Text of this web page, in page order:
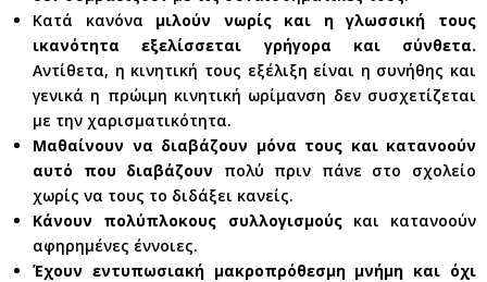
Κατά κανόνα μιλούν νωρίς και η γλωσσική τους
ικανότητα εξελίσσεται γρήγορα και σύνθετα.
Αντίθετα, η κινητική τους εξέλιξη είναι η συνήθης και
γενικά η πρώιμη κινητική ωρίμανση δεν συσχετίζεται
με την χαρισματικότητα.
Μαθαίνουν να διαβάζουν μόνα τους και κατανοούν
αυτό που διαβάζουν πολύ πριν πάνε στο σχολείο
χωρίς να τους το διδάξει κανείς.
Κάνουν πολύπλοκους συλλογισμούςκαι κατανοούν
αφηρημένες έννοιες.
Έχουν εντυπωσιακή μακροπρόθεσμη μνήμη και όχι